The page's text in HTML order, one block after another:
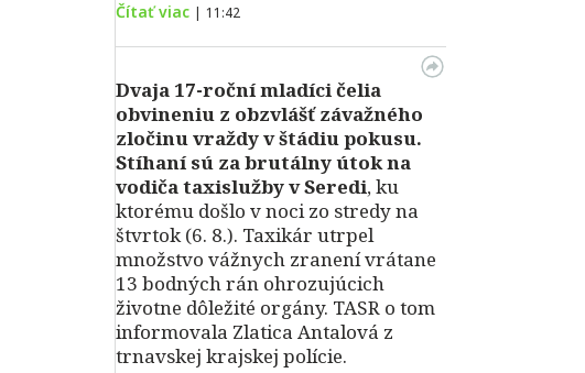
Čítať viac | 11:42
Dvaja 17-roční mladíci čelia
obvineniu z obzvlášť závažného
zločinu vraždy v štádiu pokusu.
Stíhaní sú za brutálny útok na
vodiča taxislužby v Seredi, ku
ktorému došlo v noci zo stredy na
štvrtok (6. 8.). Taxikár utrpel
množstvo vážnych zranení vrátane
13 bodných rán ohrozujúcich
životne dôležité orgány. TASR o tom
informovala Zlatica Antalová z
trnavskej krajskej polície.